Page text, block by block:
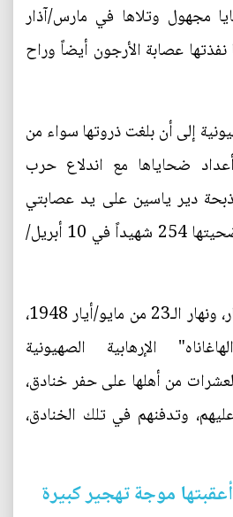
مجهول وتلاها في مارس/آذار
نفذتها عصابة الأرجون أيضاً وراح
إلى أن بلغت ذروتها سواء من
ضحاياها مع اندلاع حرب
دير ياسين على يد عصابتي
أرغون وشتيرن وراح ضحيتها 254 شهيداً في 10 أبريل/
وفي ليلة الـ22 مايو/أيار، ونهار الـ23 من مايو/أيار 1948،
الإرهابية الصهيونية
من أهلها على حفر خنادق،
وتدفنهم في تلك الخنادق،
موجة تهجير كبيرة